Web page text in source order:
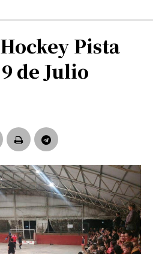
Pista
de Julio